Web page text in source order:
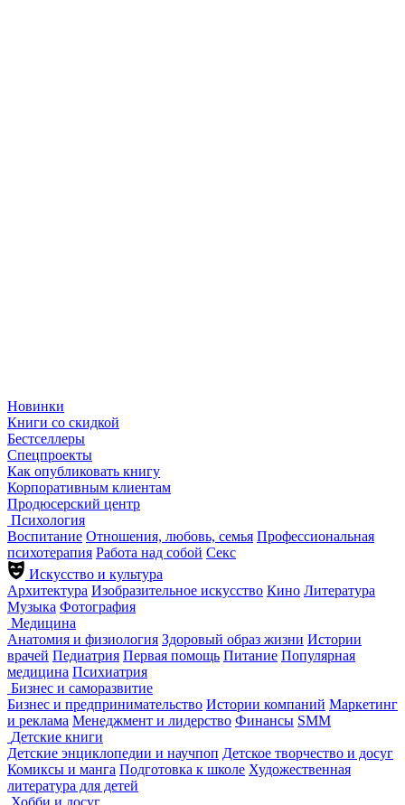
Новинки
Книги со скидкой
Бестселлеры
Спецпроекты
Как опубликовать книгу
Корпоративным клиентам
Продюсерский центр
Психология
Воспитание Отношения, любовь, семья Профессиональная
психотерапия Работа над собой Секс
Искусство и культура
Архитектура Изобразительное искусство Кино Литература
Музыка Фотография
Медицина
Анатомия и физиология Здоровый образ жизни Истории
врачей Педиатрия Первая помощь Питание Популярная
медицина Психиатрия
Бизнес и саморазвитие
Бизнес и предпринимательство Истории компаний Маркетинг
и реклама Менеджмент и лидерство Финансы SMM
Детские книги
Детские энциклопедии и научпоп Детское творчество и досуг
Комиксы и манга Подготовка к школе Художественная
литература для детей
Хобби и досуг